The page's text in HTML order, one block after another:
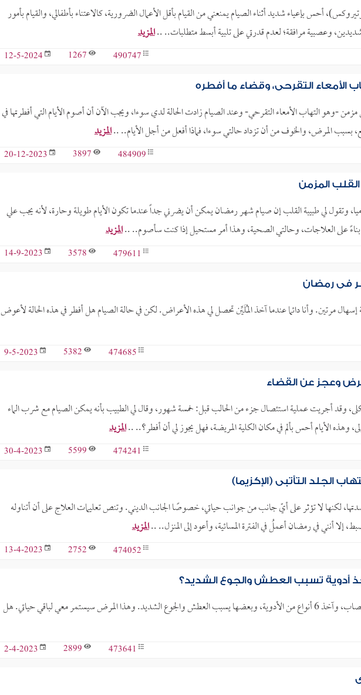
أحس بإعياء شديد أثناء الصيام يمنعني من القيام بأقل الأعمال الضرورية، كالاعتناء بأطفالي، والقيام بأمور
وعصبية مرافقة؛ لعدم قدرتي على تلبية أبسط متطلبات.. ..المزيد
490747
1267
12-5-2024
الأمعاء التقرحي، وقضاء ما أفطره
التهاب الأمعاء التقرحي- وعند الصيام زادت الحالة لدي سوءا، ويجب الآن أن أصوم الأيام التي أفطرتها في
بسبب المرض، والخوف من أن تزداد حالتي سوءا، فماذا أفعل من أجل الأيام.. ..المزيد
484909
3897
20-12-2023
المزمن
وتقول لي طبيبة القلب إن صيام شهر رمضان يمكن أن يضرني جداً عندما تكون الأيام طويلة وحارة، لأنه يجب علي
المزيد
479611
3578
14-9-2023
في رمضان
مرتين. وأنا دائما عندما آخذ المُلَيِّن تحصل لي هذه الأعراض. لكن في حالة الصيام هل أفطر في هذه الحالة لأعوض
474685
5382
9-5-2023
وعجز عن القضاء
وقد أجريت عملية استئصال جزء من الحالب قبل: خمسة شهور، وقال لي الطبيب بأنه يمكن الصيام مع شرب الماء
وهذه الأيام أحس بألم في مكان الكلية المريضة، فهل يجوز لي أن أفطر؟.. ..المزيد
474241
5599
30-4-2023
الجلد التأتبي (الإكزيما)
لكنها لا تؤثر على أيّ جانب من جوانب حياتي، خصوصًا الجانب الديني. وتنص تعليمات العلاج على أن أتناوله
أنني في رمضان أعملُ في الفترة المسائية، وأعود إلى المنزل.. ..المزيد
474052
2752
13-4-2023
أدوية تسبب العطش والجوع الشديد؟
أنا مريض مرضا شديدا في العضلات والأعصاب، وآخذ 6 أنواع من الأدوية، وبعضها يسبب العطش والجوع الشديد. وهذا المرض سيستمر معي لباقي حياتي. هل
473641
2899
2-4-2023